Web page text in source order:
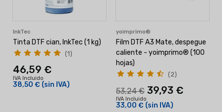
InkTec
Tinta DTF cian, InkTec (1 kg)
46,59 €
IVA Incluido
38,50 € (sin IVA)
(1)
yoimprimo®
Film DTF A3 Mate, despegue
caliente - yoimprimo® (100
hojas)
53,24 € 39,93 €
IVA Incluido
33,00 € (sin IVA)
(2)